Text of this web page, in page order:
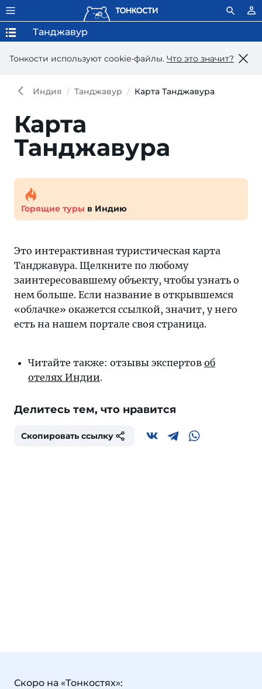
Тонкости используют сookie-файлы. Что это значит?
Танджавур
Индия Танджавур Карта Танджавура
Карта
Танджавура
Горящие туры в Индию
Это интерактивная туристическая карта
Танджавура. Щелкните по любому
заинтересовавшему объекту, чтобы узнать о
нем больше. Если название в открывшемся
«облачке» окажется ссылкой, значит, у него
есть на нашем портале своя страница.
Читайте также: отзывы экспертов об
отелях Индии.
Делитесь тем, что нравится
Скопировать ссылку
Скоро на «Тонкостях»: